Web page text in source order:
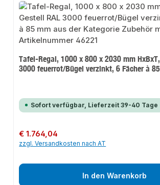
Tafel-Regal, 1000 x 800 x 2030 mm
3000 feuerrot/Bügel verzinkt, 6 Fächer à
Sofort verfügbar, Lieferzeit 39-40 Tage
Regulärer Preis:
€ 1.764,04
zzgl. Versandkosten nach AT
In den Warenkorb